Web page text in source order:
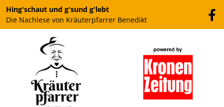
Hing'schaut und g'sund g'lebt
Die Nachlese von Kräuterpfarrer Benedikt